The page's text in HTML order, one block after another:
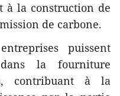
à la construction de
de carbone.
puissent
la fourniture
contribuant à la